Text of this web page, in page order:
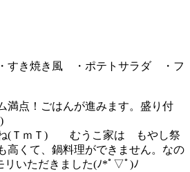
すき焼き風 ・ポテトサラダ ・フ
満点！ごはんが進みます。盛り付
ね(ＴｍＴ) むうこ家は もやし祭
くて、鍋料理ができません。なの
リいただきました(ﾉ*ﾟ▽ﾟ)ﾉ